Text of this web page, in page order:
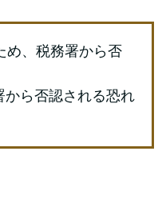
、税務署から否
ら否認される恐れ